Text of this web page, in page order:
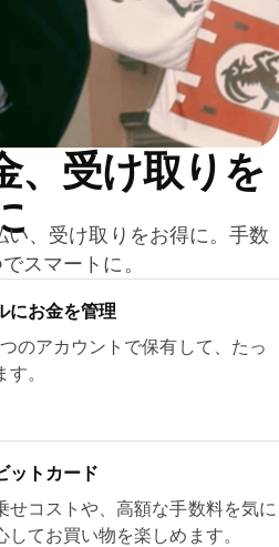
、受け取りを
、受け取りをお得に。手数
スマートに。
にお金を管理
のアカウントで保有して、たっ
。
ットカード
せコストや、高額な手数料を気に
てお買い物を楽しめます。